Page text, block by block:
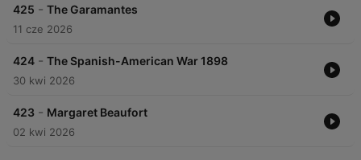
425 - The Garamantes
11 cze 2026
424 - The Spanish-American War 1898
30 kwi 2026
423 - Margaret Beaufort
02 kwi 2026